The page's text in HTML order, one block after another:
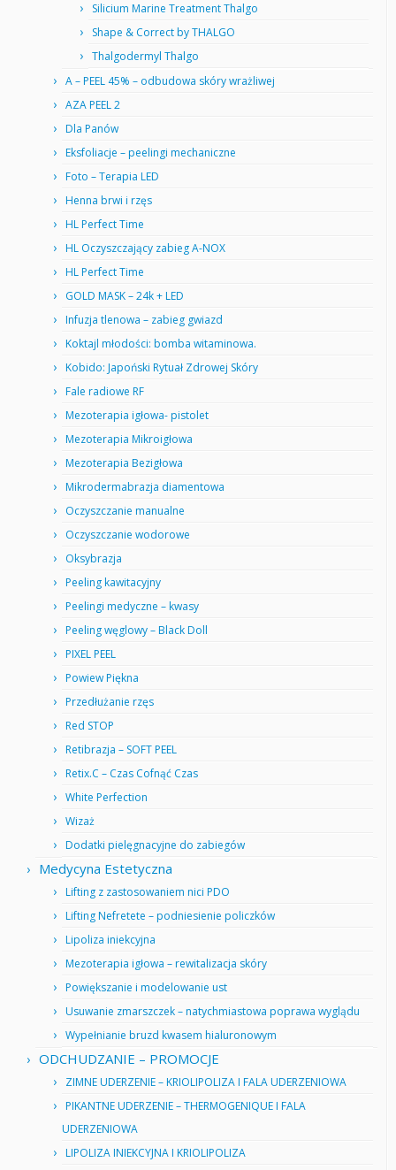
Silicium Marine Treatment Thalgo
Shape & Correct by THALGO
Thalgodermyl Thalgo
A – PEEL 45% – odbudowa skóry wrażliwej
AZA PEEL 2
Dla Panów
Eksfoliacje – peelingi mechaniczne
Foto – Terapia LED
Henna brwi i rzęs
HL Perfect Time
HL Oczyszczający zabieg A-NOX
HL Perfect Time
GOLD MASK – 24k + LED
Infuzja tlenowa – zabieg gwiazd
Koktajl młodości: bomba witaminowa.
Kobido: Japoński Rytuał Zdrowej Skóry
Fale radiowe RF
Mezoterapia igłowa- pistolet
Mezoterapia Mikroigłowa
Mezoterapia Bezigłowa
Mikrodermabrazja diamentowa
Oczyszczanie manualne
Oczyszczanie wodorowe
Oksybrazja
Peeling kawitacyjny
Peelingi medyczne – kwasy
Peeling węglowy – Black Doll
PIXEL PEEL
Powiew Piękna
Przedłużanie rzęs
Red STOP
Retibrazja – SOFT PEEL
Retix.C – Czas Cofnąć Czas
White Perfection
Wizaż
Dodatki pielęgnacyjne do zabiegów
Medycyna Estetyczna
Lifting z zastosowaniem nici PDO
Lifting Nefretete – podniesienie policzków
Lipoliza iniekcyjna
Mezoterapia igłowa – rewitalizacja skóry
Powiększanie i modelowanie ust
Usuwanie zmarszczek – natychmiastowa poprawa wyglądu
Wypełnianie bruzd kwasem hialuronowym
ODCHUDZANIE – PROMOCJE
ZIMNE UDERZENIE – KRIOLIPOLIZA I FALA UDERZENIOWA
PIKANTNE UDERZENIE – THERMOGENIQUE I FALA
UDERZENIOWA
LIPOLIZA INIEKCYJNA I KRIOLIPOLIZA